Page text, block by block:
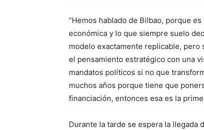
“Hemos hablado de Bilbao, porque
económica y lo que siempre suelo
modelo exactamente replicable,
el pensamiento estratégico con una
mandatos políticos si no que
muchos años porque tiene que
financiación, entonces esa es la
Durante la tarde se espera la llegada